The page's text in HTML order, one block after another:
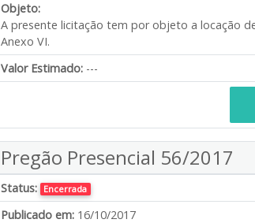
Objeto:
A presente licitação tem por objeto a locação
Anexo VI.
Valor Estimado: ---
Pregão Presencial 56/2017
Status: Encerrada
Publicado em: 16/10/2017